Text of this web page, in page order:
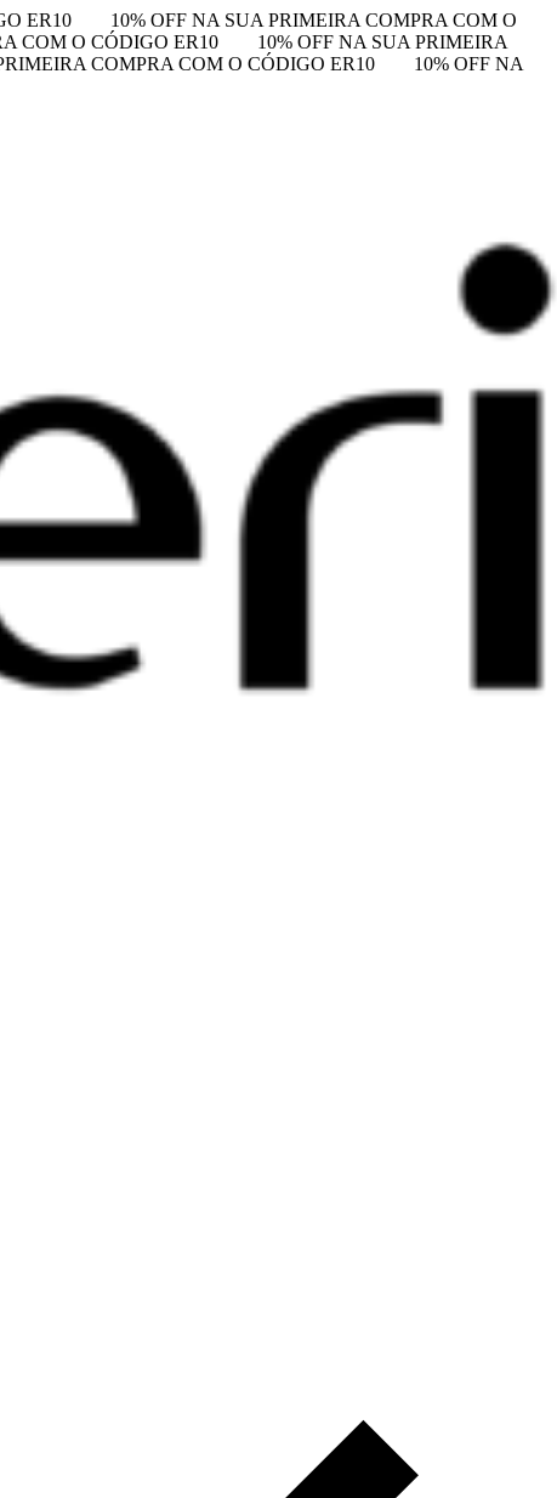
ER10
10% OFF NA SUA PRIMEIRA COMPRA COM O
COM O CÓDIGO ER10
10% OFF NA SUA PRIMEIRA
COMPRA COM O CÓDIGO ER10
10% OFF NA